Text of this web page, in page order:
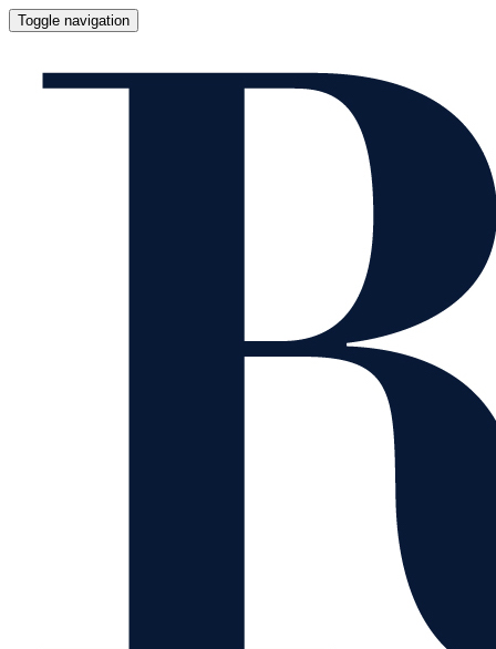
Toggle navigation